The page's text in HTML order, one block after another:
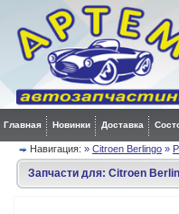
Главная Новинки Доставка
Навигация: » Citroen Berlingo »
Запчасти для: Citroen